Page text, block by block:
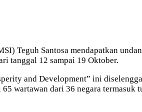
Teguh Santosa mendapatkan
tanggal 12 sampai 19 Oktober.
and Development” ini
dari 36 negara termasuk